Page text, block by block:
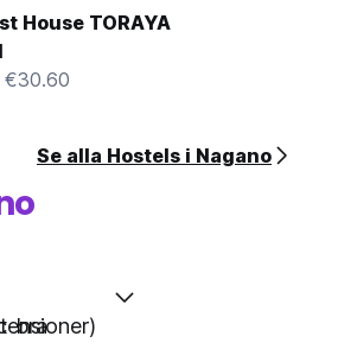
House TORAYA
€30.60
Se alla Hostels i Nagano
bra